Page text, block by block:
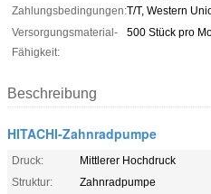
Zahlungsbedingungen:T/T, Western
Versorgungsmaterial-
Fähigkeit:
500 Stück pro
Beschreibung
HITACHI-Zahnradpumpe
Druck:
Mittlerer Hochdruck
Struktur:
Zahnradpumpe